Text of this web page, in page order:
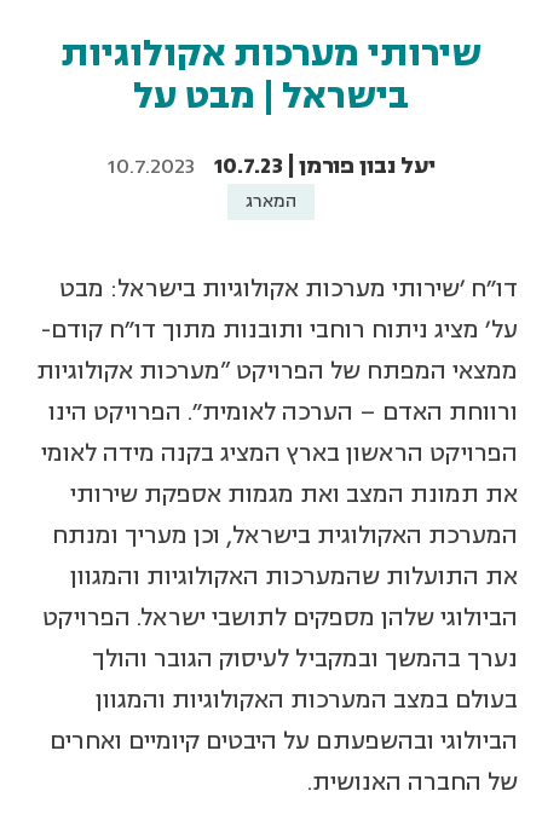
שירותי מערכות אקולוגיות
בישראל | מבט על
יעל נבון פורמן | 10.7.23 10.7.2023
המארג
דו"ח 'שירותי מערכות אקולוגיות בישראל: מבט
על' מציג ניתוח רוחבי ותובנות מתוך דו״ח קודם-
ממצאי המפתח של הפרויקט ”מערכות אקולוגיות
ורווחת האדם – הערכה לאומית״. הפרויקט הינו
הפרויקט הראשון בארץ המציג בקנה מידה לאומי
את תמונת המצב ואת מגמות אספקת שירותי
המערכת האקולוגית בישראל, וכן מעריך ומנתח
את התועלות שהמערכות האקולוגיות והמגוון
הביולוגי שלהן מספקים לתושבי ישראל. הפרויקט
נערך בהמשך ובמקביל לעיסוק הגובר והולך
בעולם במצב המערכות האקולוגיות והמגוון
הביולוגי ובהשפעתם על היבטים קיומיים ואחרים
של החברה האנושית.